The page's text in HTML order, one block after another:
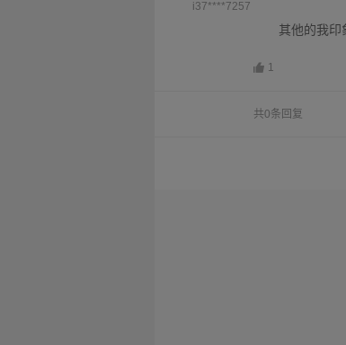
其他的我印
1
共0条回复